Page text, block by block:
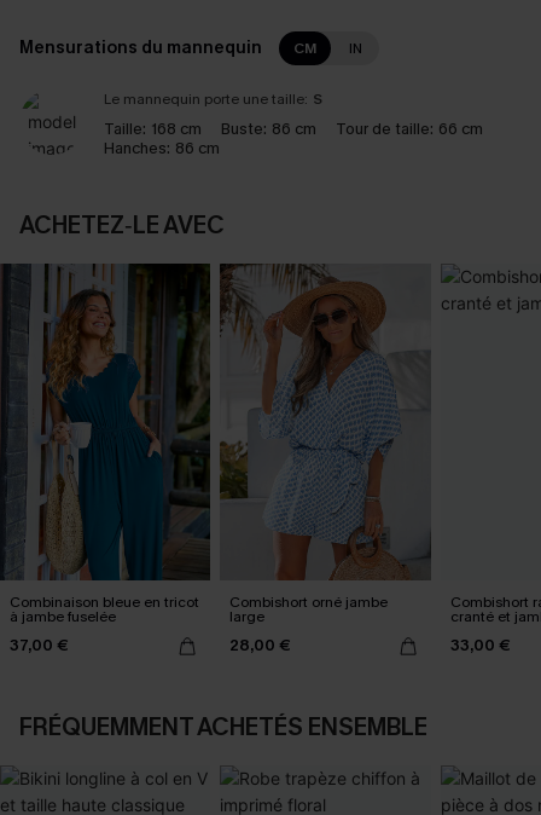
Mensurations du mannequin CM IN
Le mannequin porte une taille: S
Taille: 168 cm Buste: 86 cm Tour de taille: 66 cm
Hanches: 86 cm
ACHETEZ‑LE AVEC
Combinaison bleue en tricot
à jambe fuselée
37,00 €
Combishort orné jambe
large
28,00 €
Combishort
cranté et
33,00 €
FRÉQUEMMENT ACHETÉS ENSEMBLE